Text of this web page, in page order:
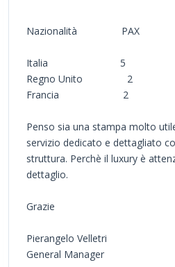
Nazionalità PAX
Italia 5
Regno Unito 2
Francia 2
Penso sia una stampa molto
servizio dedicato e dettagliato
struttura. Perchè il luxury è
dettaglio.
Grazie
Pierangelo Velletri
General Manager